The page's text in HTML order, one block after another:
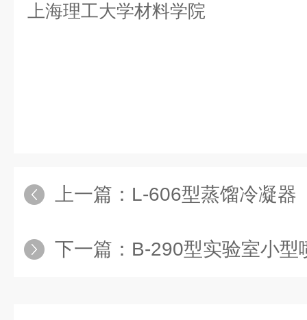
上海理工大学材料学院
上一篇： L-606型蒸馏冷凝器
下一篇： B-290型实验室小型